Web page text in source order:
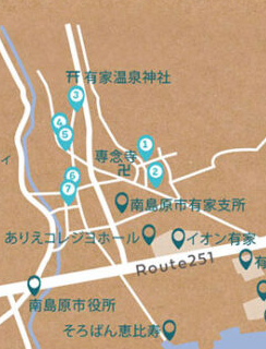
【NEW OPEN】日常に寄り添
う、海辺の鮨処「鮨 彦八」
【NEW OPEN】煙と笑いのちょ
うどいい距離感。「焼肉 福よ
し」
推し氷を巡る、夏の旅へ「第2
に行きたい！丼特集！！海鮮
場蒸し釜や